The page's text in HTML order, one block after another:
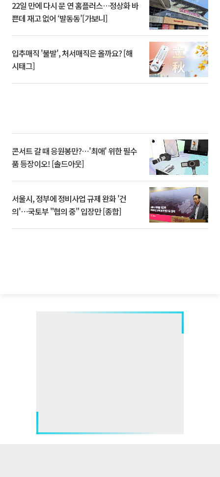
22일 만에 다시 문 연 홈플러스…정상화 바
쁜데 재고 없어 ‘발동동’[가보니]
입추매직 '불발', 처서매직은 올까요? [해
시태그]
콘서트 갈 때 응원봉만?⋯'최애' 위한 필수
품 등장이오! [솔드아웃]
서울시, 정부에 정비사업 규제 완화 '건
의'⋯국토부 "협의 중" 입장만 [종합]